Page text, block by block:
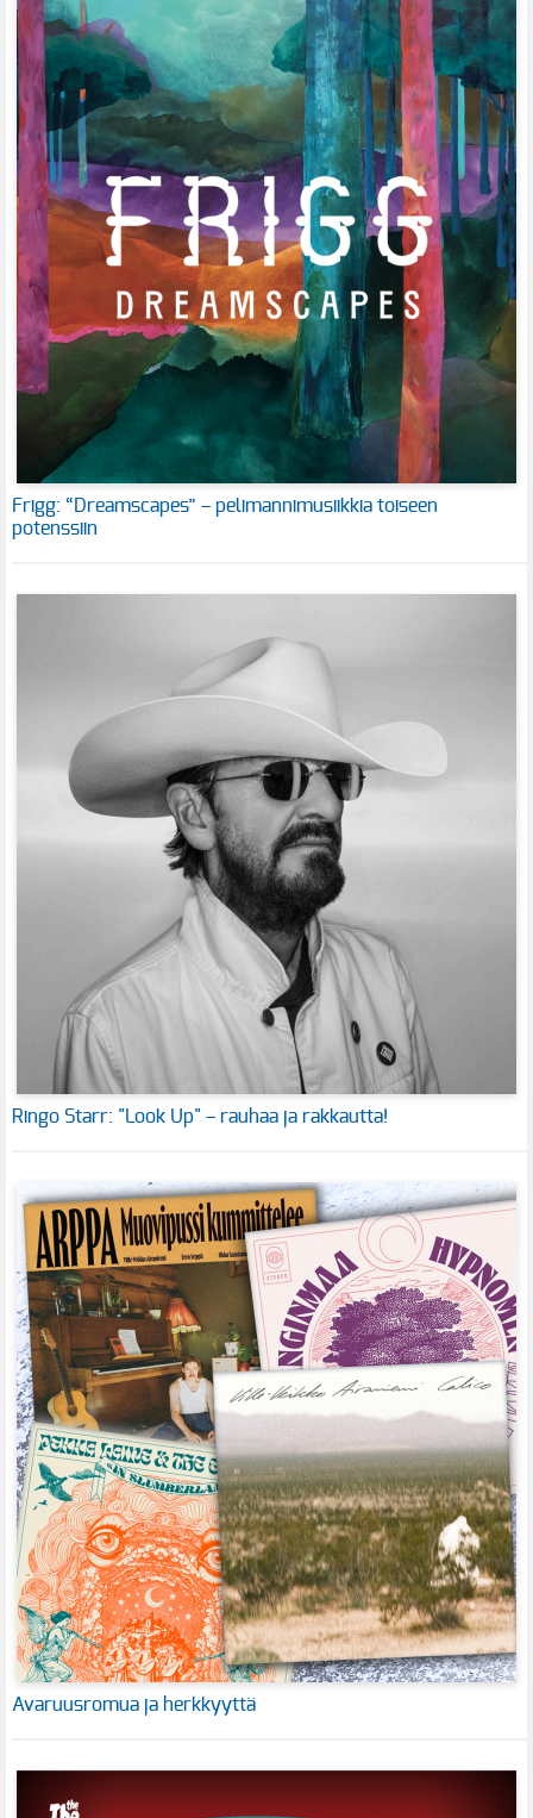
Frigg: “Dreamscapes” – pelimannimusiikkia toiseen
potenssiin
Ringo Starr: "Look Up" – rauhaa ja rakkautta!
Avaruusromua ja herkkyyttä